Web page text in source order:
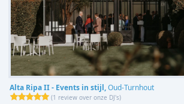
Alta Ripa II - Events in stijl,Oud-Turnhout
(1 review over onze DJ's)